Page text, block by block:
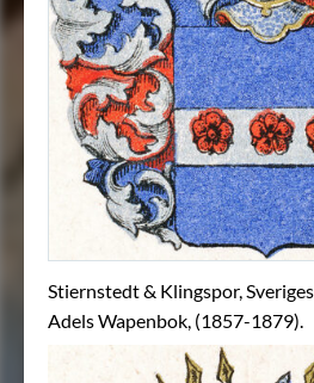
Stiernstedt & Klingspor,
Adels Wapenbok, (1857-1879).